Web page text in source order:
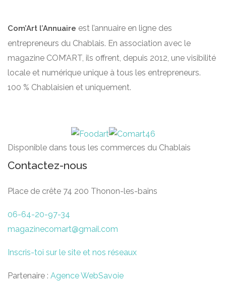
Com’Art l’Annuaire est l’annuaire en ligne des
entrepreneurs du Chablais. En association avec le
magazine COM’ART, ils offrent, depuis 2012, une visibilité
locale et numérique unique à tous les entrepreneurs.
100 % Chablaisien et uniquement.
Disponible dans tous les commerces du Chablais
Contactez-nous
Place de crête 74 200 Thonon-les-bains
06-64-20-97-34
magazinecomart@gmail.com
Inscris-toi sur le site et nos réseaux
Partenaire : Agence WebSavoie